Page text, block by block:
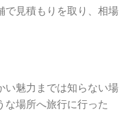
で見積もりを取り、相場
い魅力までは知らない場
な場所へ旅行に行った